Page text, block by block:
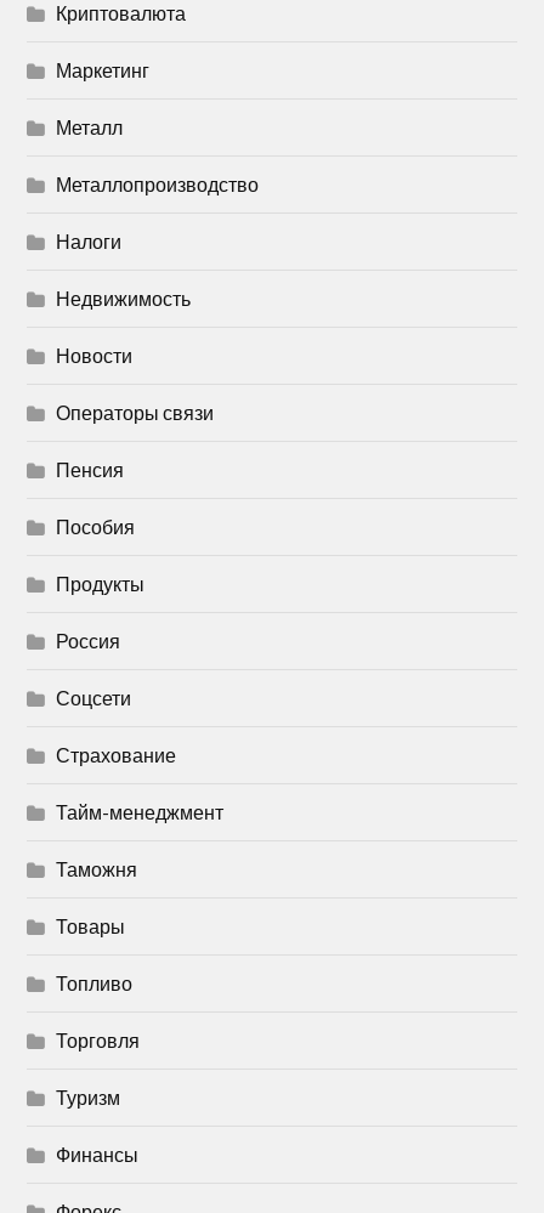
Криптовалюта
Маркетинг
Металл
Металлопроизводство
Налоги
Недвижимость
Новости
Операторы связи
Пенсия
Пособия
Продукты
Россия
Соцсети
Страхование
Тайм-менеджмент
Таможня
Товары
Топливо
Торговля
Туризм
Финансы